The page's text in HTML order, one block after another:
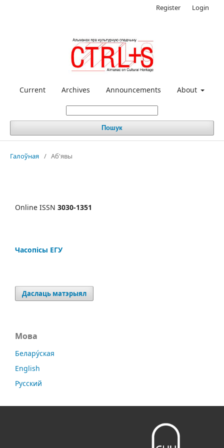
Current Archives Announcements About
Пошук
Register Login
Галоўная / Аб'явы
Online ISSN 3030-1351
Часопісы ЕГУ
Даслаць матэрыял
Мова
Белару́ская
English
Русский